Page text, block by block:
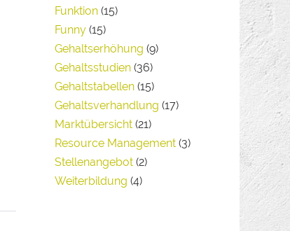
Funktion (15)
Funny (15)
Gehaltserhöhung (9)
Gehaltsstudien (36)
Gehaltstabellen (15)
Gehaltsverhandlung (17)
Marktübersicht (21)
Resource Management (3)
Stellenangebot (2)
Weiterbildung (4)